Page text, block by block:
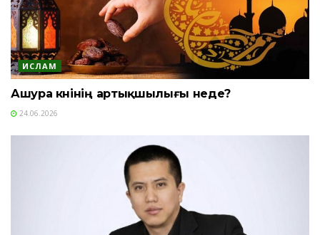
ИСЛАМ
Ашура күнінің артықшылығы неде?
24.06.2026